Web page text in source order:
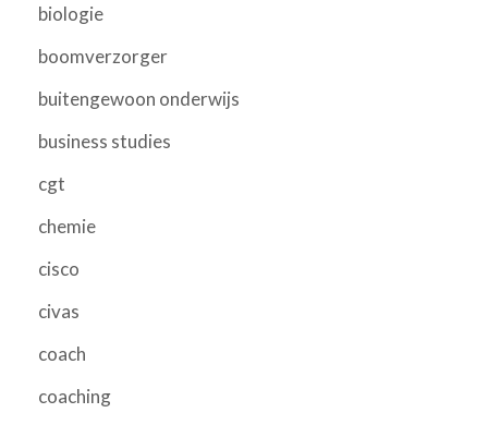
biologie
boomverzorger
buitengewoon onderwijs
business studies
cgt
chemie
cisco
civas
coach
coaching